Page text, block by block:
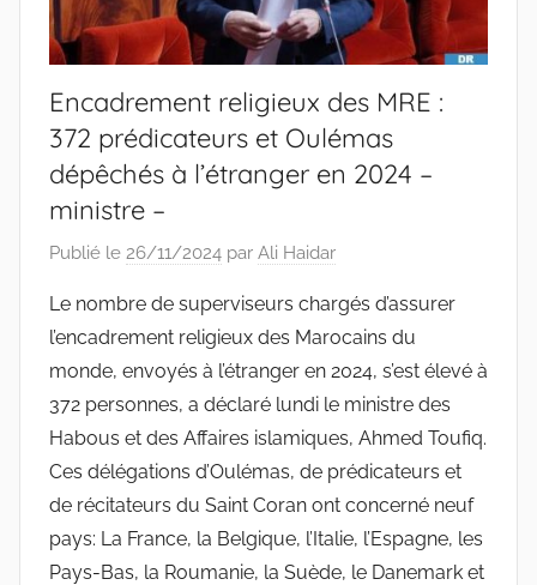
Encadrement religieux des MRE :
372 prédicateurs et Oulémas
dépêchés à l’étranger en 2024 –
ministre –
Publié le 26/11/2024 par Ali Haidar
Le nombre de superviseurs chargés d’assurer
l’encadrement religieux des Marocains du
monde, envoyés à l’étranger en 2024, s’est élevé à
372 personnes, a déclaré lundi le ministre des
Habous et des Affaires islamiques, Ahmed Toufiq.
Ces délégations d’Oulémas, de prédicateurs et
de récitateurs du Saint Coran ont concerné neuf
pays: La France, la Belgique, l’Italie, l’Espagne, les
Pays-Bas, la Roumanie, la Suède, le Danemark et